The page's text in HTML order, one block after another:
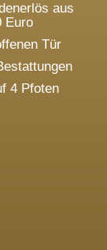
aus
Euro
Tür
4 Pfoten